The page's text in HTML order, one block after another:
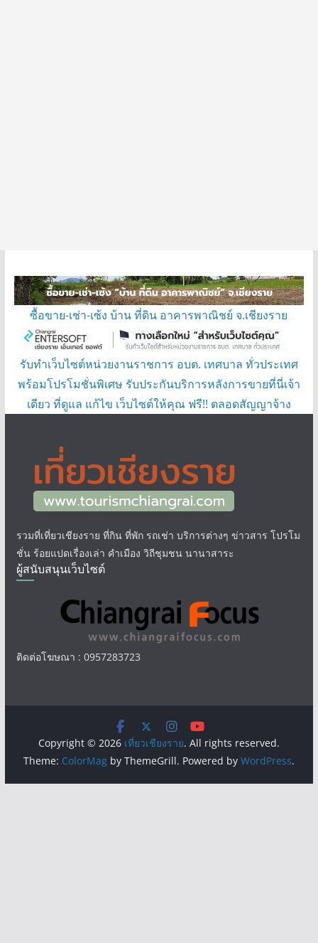
ซื้อขาย-เช่า-เซ้ง บ้าน ที่ดิน อาคารพาณิชย์ จ.เชียงราย
รับทำเว็บไซต์หน่วยงานราชการ อบต. เทศบาล ทั่วประเทศ
พร้อมโปรโมชั่นพิเศษ รับประกันบริการหลังการขายที่นี่เจ้า
เดียว ที่ดูแล แก้ไข เว็บไซต์ให้คุณ ฟรี!! ตลอดสัญญาจ้าง
รวมที่เที่ยวเชียงราย ที่กิน ที่พัก รถเช่า บริการต่างๆ ข่าวสาร โปรโม
ชั่น ร้อยแปดเรื่องเล่า คำเมือง วิถีชุมชน นานาสาระ
ผู้สนับสนุนเว็บไซต์
ติดต่อโฆษณา : 0957283723
Copyright © 2026 เที่ยวเชียงราย. All rights reserved.
Theme: ColorMagby ThemeGrill. Powered by WordPress.